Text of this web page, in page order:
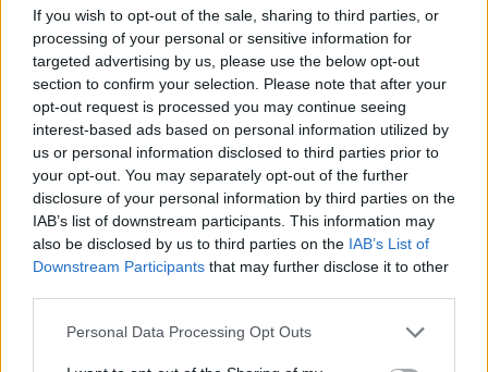
If you wish to opt-out of the sale, sharing to third parties, or
processing of your personal or sensitive information for
targeted advertising by us, please use the below opt-out
section to confirm your selection. Please note that after your
opt-out request is processed you may continue seeing
interest-based ads based on personal information utilized by
us or personal information disclosed to third parties prior to
your opt-out. You may separately opt-out of the further
disclosure of your personal information by third parties on the
IAB’s list of downstream participants. This information may
also be disclosed by us to third parties on the IAB’s List of
Downstream Participants that may further disclose it to other
Personal Data Processing Opt Outs
Lietuvoje buvo 8,4 °C, tai yra 1 °C daugiau už
SKN.
Vertinant vidutinę metinę oro temperatūrą
nuo 1961 m., 2025-ieji pagal šiltumą užima 5-
ą vietą iš 65 (1.1 pav.).
Pažymėtina, kad 1961–2025 m. šilčiausių
metų penketukas patenka į laikotarpį nuo
2019 metų, o penki šalčiausi metai buvo